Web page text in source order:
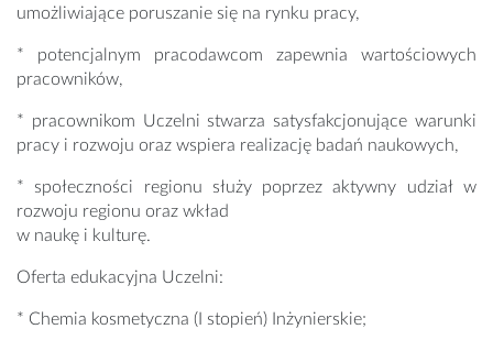
umożliwiające poruszanie się na rynku pracy,
* potencjalnym pracodawcom zapewnia wartościowych
pracowników,
* pracownikom Uczelni stwarza satysfakcjonujące warunki
pracy i rozwoju oraz wspiera realizację badań naukowych,
* społeczności regionu służy poprzez aktywny udział w
rozwoju regionu oraz wkład
w naukę i kulturę.
Oferta edukacyjna Uczelni:
* Chemia kosmetyczna (I stopień) Inżynierskie;